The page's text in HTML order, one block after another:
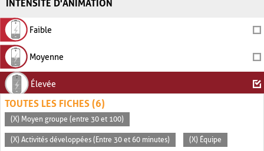
INTENSITÉ D'ANIMATION
Faible
Moyenne
Élevée
TOUTES LES FICHES (6)
(X) Moyen groupe (entre 30 et 100)
(X) Activités développées (Entre 30 et 60 minutes) (X) Équipe